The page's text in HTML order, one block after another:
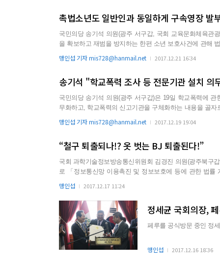
촉법소년도 일반인과 동일하게 구속영장 발
국민의당 송기석 의원(광주 서구갑, 국회 교육문화체육관
을 확보하고 재범을 방지하는 한편 소년 보호사건에 관해
따라 발생하고 있는 청소년 강력범죄의 수법이 성인범죄
맹인섭 기자 mis728@hanmail.net 2017.12.21 16:34
송기석 "학교폭력 조사 등 전문기관 설치 의
국민의당 송기석 의원(광주 서구갑)은 19일 학교폭력에
무화하고, 학교폭력의 신고기관을 구체화하는 내용을 골
라 학교폭력 피해 학생이 극심한 스트레스에 시달림은 물
맹인섭 기자 mis728@hanmail.net 2017.12.19 19:04
“철구 퇴출되나!? 옷 벗는 BJ 퇴출된다!”
국회 과학기술정보방송통신위원회 김경진 의원(광주북구
로 「정보통신망 이용촉진 및 정보보호에 등에 관한 법률 개정
금 자신이 운영·관리하는 정보통신망을 불법정보를 제작·
맹인섭 2017.12.17 11:24
정세균 국회의장,
페루를 공식방문 중인 정
맹인섭 2017.12.16 18:36